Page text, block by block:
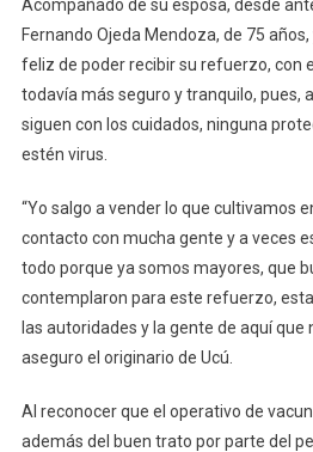
38
Municipios
Acompañado de su esposa, desde
Fernando Ojeda Mendoza, de 75
feliz de poder recibir su refuerzo, con
todavía más seguro y tranquilo, pues,
siguen con los cuidados, ninguna
estén virus.
“Yo salgo a vender lo que cultivamos
contacto con mucha gente y a veces
todo porque ya somos mayores, que
contemplaron para este refuerzo,
las autoridades y la gente de aquí que
aseguro el originario de Ucú.
Al reconocer que el operativo de
además del buen trato por parte del